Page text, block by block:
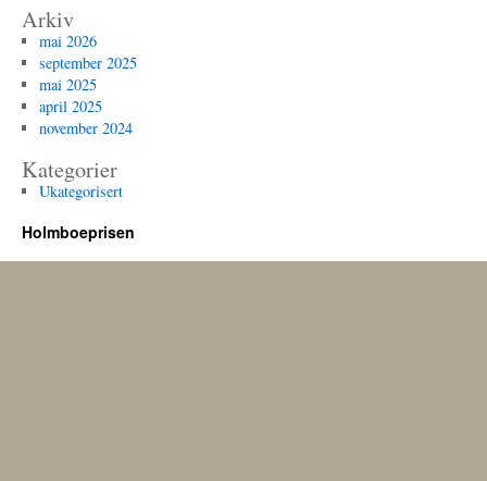
Arkiv
mai 2026
september 2025
mai 2025
april 2025
november 2024
Kategorier
Ukategorisert
Holmboeprisen